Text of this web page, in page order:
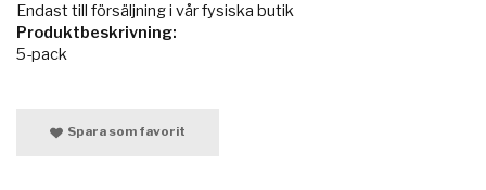
Endast till försäljning i vår fysiska butik
Produktbeskrivning:
5-pack
Spara som favorit